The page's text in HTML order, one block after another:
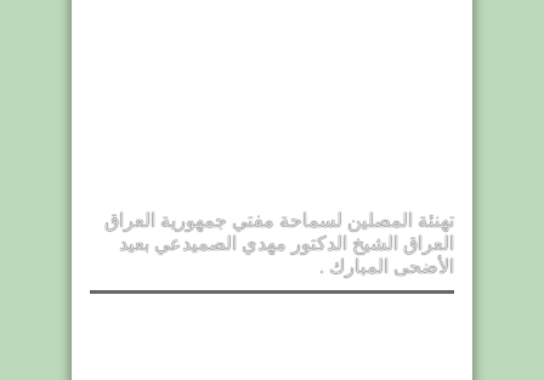
تهنئة المصلين لسماحة مفتي جمهورية العراق
العراق الشيخ الدكتور مهدي الصميدعي بعيد
الأضحى المبارك .